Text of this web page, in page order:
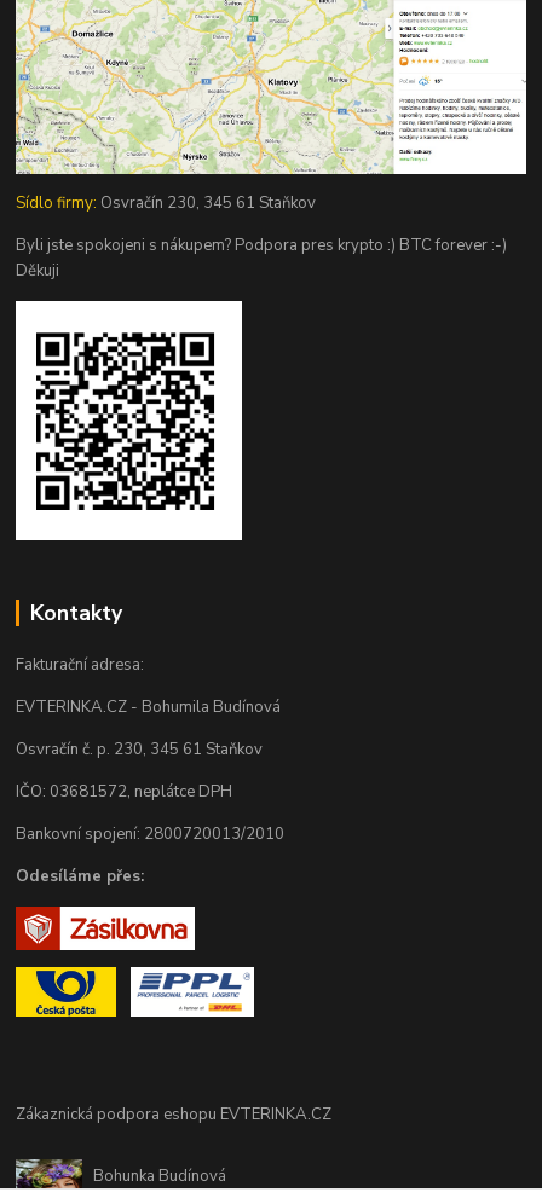
Sídlo firmy: Osvračín 230, 345 61 Staňkov
Byli jste spokojeni s nákupem? Podpora pres krypto :) BTC forever :-)
Děkuji
Kontakty
Fakturační adresa:
EVTERINKA.CZ - Bohumila Budínová
Osvračín č. p. 230, 345 61 Staňkov
IČO: 03681572, neplátce DPH
Bankovní spojení: 2800720013/2010
Odesíláme přes:
Zákaznická podpora eshopu EVTERINKA.CZ
Bohunka Budínová